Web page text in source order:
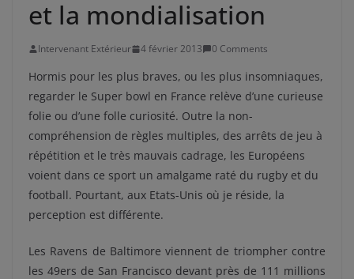
et la mondialisation
Intervenant Extérieur 4 février 2013 0 Comments
Hormis pour les plus braves, ou les plus insomniaques,
regarder le Super bowl en France relève d’une curieuse
folie ou d’une folle curiosité. Outre la non-
compréhension de règles multiples, des arrêts de jeu à
répétition et le très mauvais cadrage, les Européens
voient dans ce sport un amalgame raté du rugby et du
football. Pourtant, aux Etats-Unis où je réside, la
perception est différente.
Les Ravens de Baltimore viennent de triompher contre
les 49ers de San Francisco devant près de 111 millions